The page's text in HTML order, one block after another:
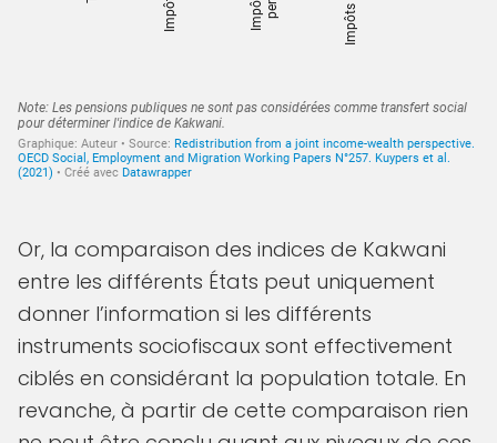
Or, la comparaison des indices de Kakwani
entre les différents États peut uniquement
donner l’information si les différents
instruments sociofiscaux sont effectivement
ciblés en considérant la population totale. En
revanche, à partir de cette comparaison rien